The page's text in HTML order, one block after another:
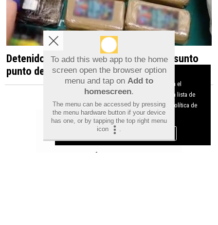
Detenido en Albatera por dirigir un presunto
punto de venta de droga desde una vivienda
To add this web app to the home
screen open the browser option
menu and tap on Add to
homescreen.
The menu can be accessed by pressing
the menu hardware button if your device
has one, or by tapping the top right menu
icon
.
Aviso sobre el Uso de cookies:
Utilizamos cookies nuestras y de terceros para el
funcionamiento del digital. Puedes consultar la lista de
cookies y como desconectarlas. Ver nuestra Política de
Privacidad y Cookies
Aceptar Cookies